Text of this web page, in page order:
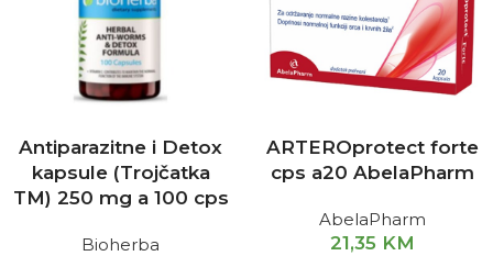
Antiparazitne i Detox
kapsule (Trojčatka
TM) 250 mg a 100 cps
Bioherba
ARTEROprotect forte
cps a20 AbelaPharm
AbelaPharm
21,35 KM